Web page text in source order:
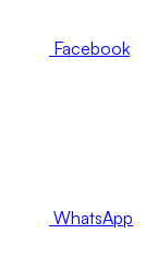
Facebook
WhatsApp